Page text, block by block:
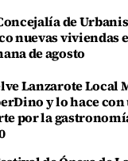
de
nuevas viviendas
de agosto
Lanzarote Local
y lo hace con
por la